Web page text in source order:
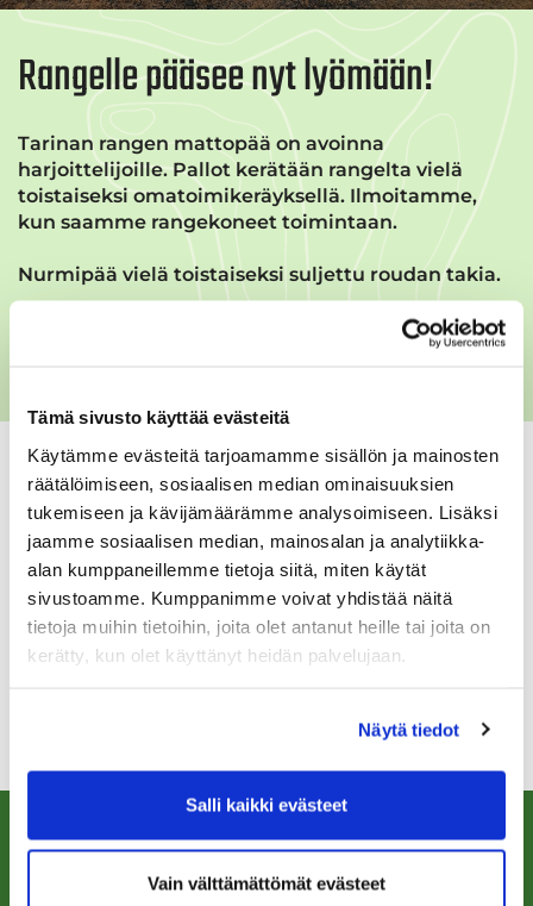
Tämä sivusto käyttää evästeitä
Käytämme evästeitä tarjoamamme sisällön ja mainosten
räätälöimiseen, sosiaalisen median ominaisuuksien
tukemiseen ja kävijämäärämme analysoimiseen. Lisäksi
jaamme sosiaalisen median, mainosalan ja analytiikka-
alan kumppaneillemme tietoja siitä, miten käytät
sivustoamme. Kumppanimme voivat yhdistää näitä
tietoja muihin tietoihin, joita olet antanut heille tai joita on
kerätty, kun olet käyttänyt heidän palvelujaan.
Näytä tiedot
Salli kaikki evästeet
Vain välttämättömät evästeet
Rangelle pääsee nyt lyömään!
Tarinan rangen mattopää on avoinna
harjoittelijoille. Pallot kerätään rangelta vielä
toistaiseksi omatoimikeräyksellä. Ilmoitamme,
kun saamme rangekoneet toimintaan.
Nurmipää vielä toistaiseksi suljettu roudan takia.
Pidetään turvallisuudesta huolta palloja